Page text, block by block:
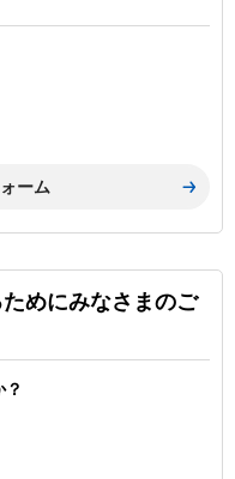
めにみなさまのご